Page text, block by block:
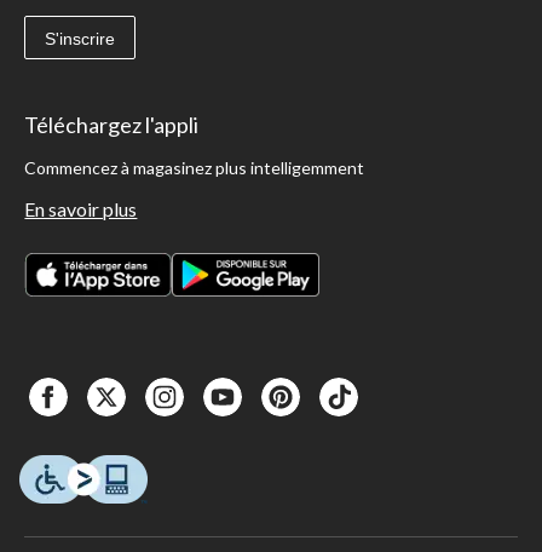
S'inscrire
Téléchargez l'appli
Commencez à magasinez plus intelligemment
En savoir plus